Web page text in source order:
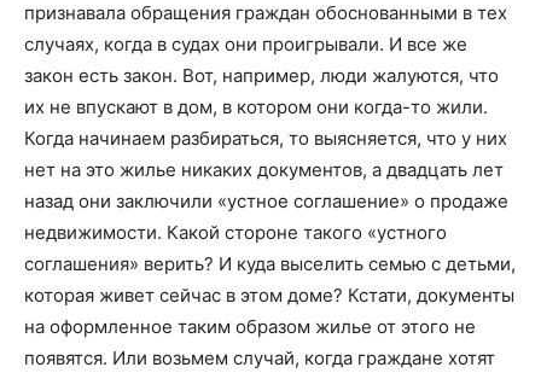
признавала обращения граждан обоснованными в тех
случаях, когда в судах они проигрывали. И все же
закон есть закон. Вот, например, люди жалуются, что
их не впускают в дом, в котором они когда-то жили.
Когда начинаем разбираться, то выясняется, что у них
нет на это жилье никаких документов, а двадцать лет
назад они заключили «устное соглашение» о продаже
недвижимости. Какой стороне такого «устного
соглашения» верить? И куда выселить семью с детьми,
которая живет сейчас в этом доме? Кстати, документы
на оформленное таким образом жилье от этого не
появятся. Или возьмем случай, когда граждане хотят